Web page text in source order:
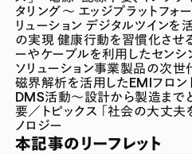
タリング～ エッジプラットフォ
リューション デジタルツインを
の実現 健康行動を習慣化させ
ーやケーブルを利用したセン
ソリューション事業製品の次世
磁界解析を活用したEMIフロン
DMS活動～設計から製造まで
要／トピックス 「社会の大丈夫
ノロジー
本記事のリーフレット